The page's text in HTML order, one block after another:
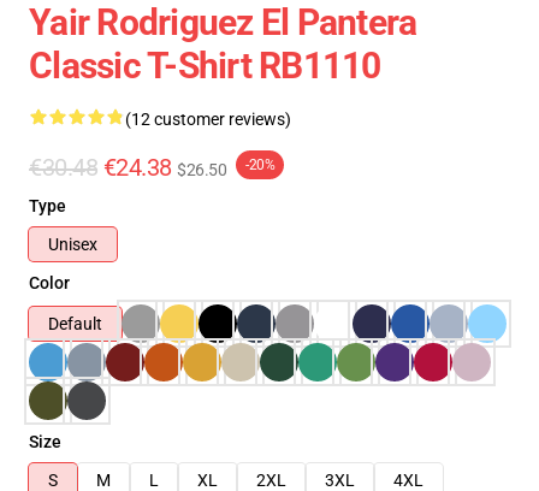
Yair Rodriguez El Pantera
Classic T-Shirt RB1110
(12 customer reviews)
€30.48 €24.38 $26.50 -20%
Type
Unisex
Color
Default
Size
S
M L XL 2XL 3XL
4XL